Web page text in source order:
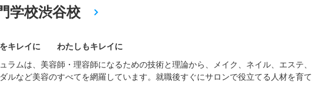
学校渋谷校
をキレイに わたしもキレイに
ラムは、美容師・理容師になるための技術と理論から、メイク、ネイル、エステ、
ルなど美容のすべてを網羅しています。就職後すぐにサロンで役立てる人材を育て